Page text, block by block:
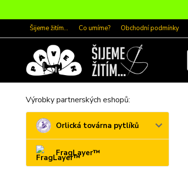
Šijeme žitím... Co umíme? Obchodní podmínky
Výrobky partnerských eshopů:
Orlická továrna pytlíků
FragLayer™